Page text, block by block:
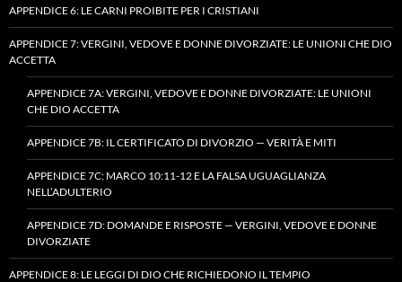
APPENDICE 6: LE CARNI PROIBITE PER I CRISTIANI
APPENDICE 7: VERGINI, VEDOVE E DONNE DIVORZIATE: LE UNIONI CHE DIO
ACCETTA
APPENDICE 7A: VERGINI, VEDOVE E DONNE DIVORZIATE: LE UNIONI
CHE DIO ACCETTA
APPENDICE 7B: IL CERTIFICATO DI DIVORZIO — VERITÀ E MITI
APPENDICE 7C: MARCO 10:11-12 E LA FALSA UGUAGLIANZA
NELL’ADULTERIO
APPENDICE 7D: DOMANDE E RISPOSTE — VERGINI, VEDOVE E DONNE
DIVORZIATE
APPENDICE 8: LE LEGGI DI DIO CHE RICHIEDONO IL TEMPIO